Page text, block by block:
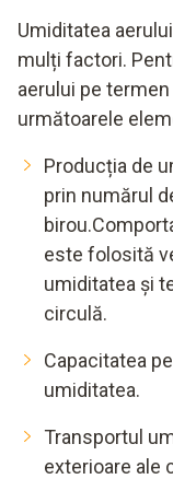
Umiditatea
mulți factori.
aerului pe
următoarele
Producția de
prin numărul
este folosită
umiditatea și
circulă.
Capacitatea
umiditatea.
Transportul
exterioare ale